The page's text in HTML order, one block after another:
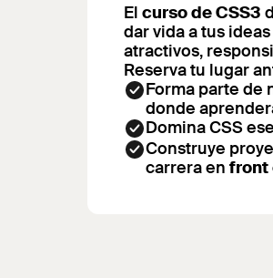
El curso de CSS3
dar vida a tus ideas
atractivos,
Reserva tu lugar
Forma parte de
donde
Domina CSS
Construye
carrera en front